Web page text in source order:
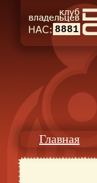
8881
Главная